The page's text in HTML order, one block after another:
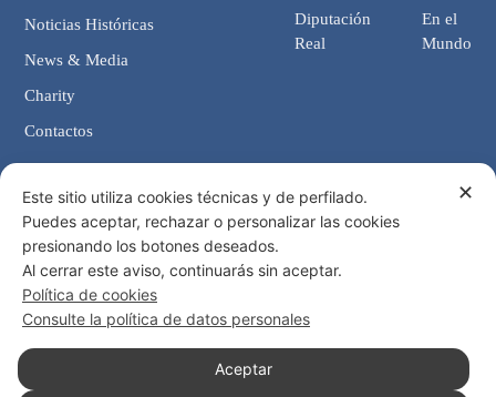
Diputación
Real
En el
Mundo
Noticias Históricas
News & Media
Charity
Contactos
Contactos
Cancillería: Via Giosuè Carducci, 4 00187 Roma (IT)
eMail: cancelleria@ordine-costantiniano.it
Tel. +39 06 47.41.190 +39 06 48.19.401
Social
✕
Este sitio utiliza cookies técnicas y de perfilado.
Puedes aceptar, rechazar o personalizar las cookies
presionando los botones deseados.
Al cerrar este aviso, continuarás sin aceptar.
Política de cookies
Consulte la política de datos personales
Aceptar